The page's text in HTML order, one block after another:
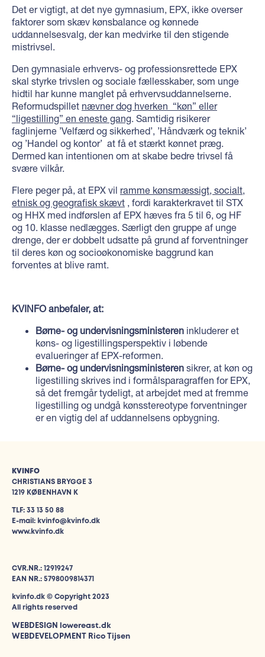
Det er vigtigt, at det nye gymnasium, EPX, ikke overser
faktorer som skæv kønsbalance og kønnede
uddannelsesvalg, der kan medvirke til den stigende
mistrivsel.
Den gymnasiale erhvervs- og professionsrettede EPX
skal styrke trivslen og sociale fællesskaber, som unge
hidtil har kunne manglet på erhvervsuddannelserne.
Reformudspillet nævner dog hverken “køn” eller
“ligestilling” en eneste gang . Samtidig risikerer
faglinjerne ’Velfærd og sikkerhed’, ’Håndværk og teknik’
og ’Handel og kontor’ at få et stærkt kønnet præg.
Dermed kan intentionen om at skabe bedre trivsel få
svære vilkår.
Flere peger på, at EPX vil ramme kønsmæssigt, socialt,
etnisk og geografisk skævt , fordi karakterkravet til STX
og HHX med indførslen af EPX hæves fra 5 til 6, og HF
og 10. klasse nedlægges. Særligt den gruppe af unge
drenge, der er dobbelt udsatte på grund af forventninger
til deres køn og socioøkonomiske baggrund kan
forventes at blive ramt.
KVINFO anbefaler, at:
Børne- og undervisningsministeren inkluderer et
køns- og ligestillingsperspektiv i løbende
evalueringer af EPX-reformen.
Børne- og undervisningsministeren sikrer, at køn og
ligestilling skrives ind i formålsparagraffen for EPX,
så det fremgår tydeligt, at arbejdet med at fremme
ligestilling og undgå kønsstereotype forventninger
er en vigtig del af uddannelsens opbygning.
KVINFO
CHRISTIANS BRYGGE 3
1219 KØBENHAVN K
TLF: 33 13 50 88
E-mail: kvinfo@kvinfo.dk
www.kvinfo.dk
CVR.NR.: 12919247
EAN NR.: 5798009814371
kvinfo.dk © Copyright 2023
All rights reserved
WEBDESIGN
lowereast.dk
WEBDEVELOPMENT Rico Tijsen